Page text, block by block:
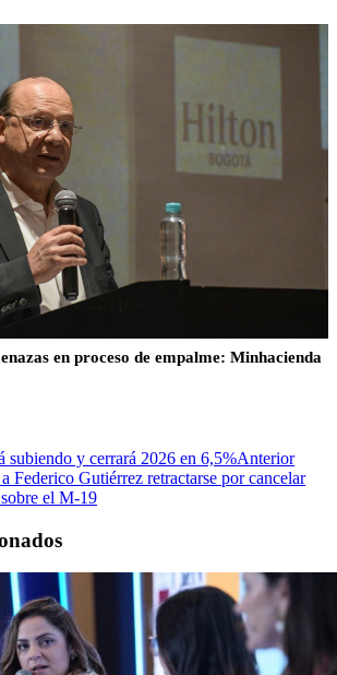
en proceso de empalme: Minhacienda
subiendo y cerrará 2026 en 6,5%Anterior
Federico Gutiérrez retractarse por cancelar
el M-19